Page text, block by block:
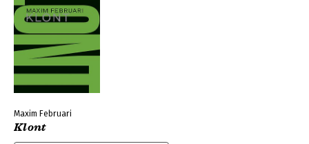
Maxim Februari
Klont